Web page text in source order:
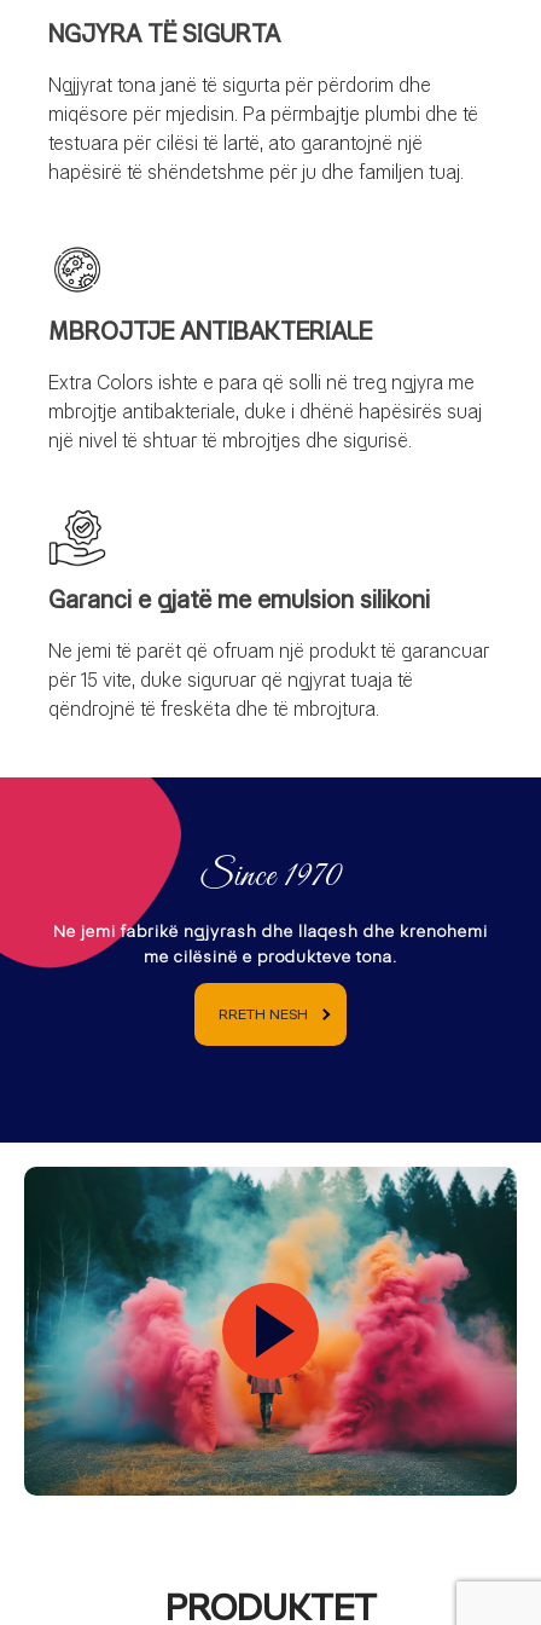
NGJYRA TË SIGURTA
Ngjjyrat tona janë të sigurta për përdorim dhe
miqësore për mjedisin. Pa përmbajtje plumbi dhe të
testuara për cilësi të lartë, ato garantojnë një
hapësirë të shëndetshme për ju dhe familjen tuaj.
MBROJTJE ANTIBAKTERIALE
Extra Colors ishte e para që solli në treg ngjyra me
mbrojtje antibakteriale, duke i dhënë hapësirës suaj
një nivel të shtuar të mbrojtjes dhe sigurisë.
Garanci e gjatë me emulsion silikoni
Ne jemi të parët që ofruam një produkt të garancuar
për 15 vite, duke siguruar që ngjyrat tuaja të
qëndrojnë të freskëta dhe të mbrojtura.
Since 1970
Ne jemi fabrikë ngjyrash dhe llaqesh dhe krenohemi
me cilësinë e produkteve tona.
RRETH NESH
PRODUKTET